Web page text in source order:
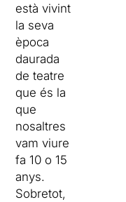
està vivint
la seva
època
daurada
de teatre
que és la
que
nosaltres
vam viure
fa 10 o 15
anys.
Sobretot,